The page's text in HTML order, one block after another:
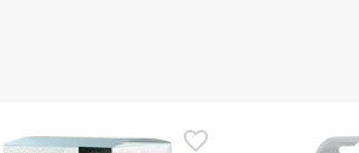
mas estamos a trabalhar nisso.
também podes devolver o produto